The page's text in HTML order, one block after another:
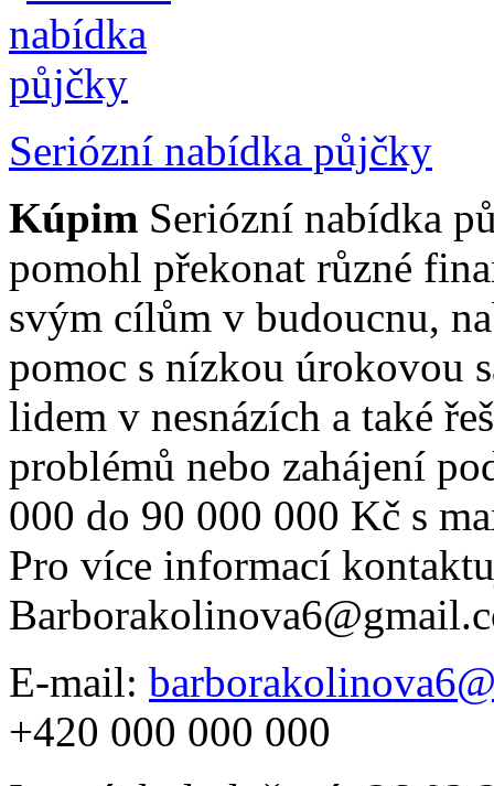
Seriózní nabídka půjčky
Kúpim Seriózní nabídka
pomohl překonat různé
svým cílům v budoucnu,
pomoc s nízkou úrokovou
lidem v nesnázích a také
problémů nebo zahájení
000 do 90 000 000 Kč s
Pro více informací
E-mail:
+420 000 000 000